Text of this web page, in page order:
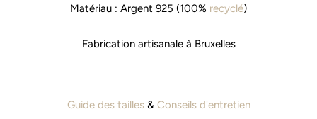
Matériau : Argent 925 (100% recyclé)
Fabrication artisanale à Bruxelles
Guide des tailles& Conseils d'entretien